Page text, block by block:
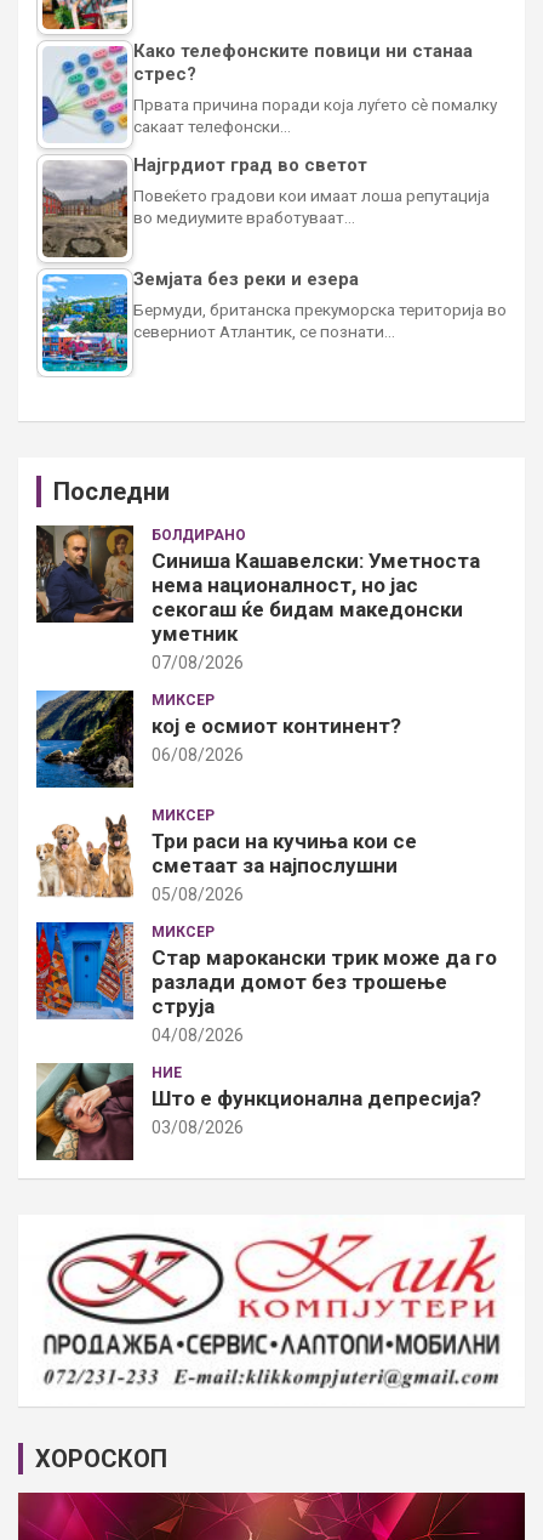
Како телефонските повици ни станаа
стрес?
Првата причина поради која луѓето сè помалку
сакаат телефонски…
Најгрдиот град во светот
Повеќето градови кои имаат лоша репутација
во медиумите вработуваат…
Земјата без реки и езера
Бермуди, британска прекуморска територија во
северниот Атлантик, се познати…
Последни
БОЛДИРАНО
Синиша Кашавелски: Уметноста
нема националност, но јас
секогаш ќе бидам македонски
уметник
07/08/2026
МИКСЕР
кој е осмиот континент?
06/08/2026
МИКСЕР
Три раси на кучиња кои се
сметаат за најпослушни
05/08/2026
МИКСЕР
Стар марокански трик може да го
разлади домот без трошење
струја
04/08/2026
НИЕ
Што е функционална депресија?
03/08/2026
ХОРОСКОП